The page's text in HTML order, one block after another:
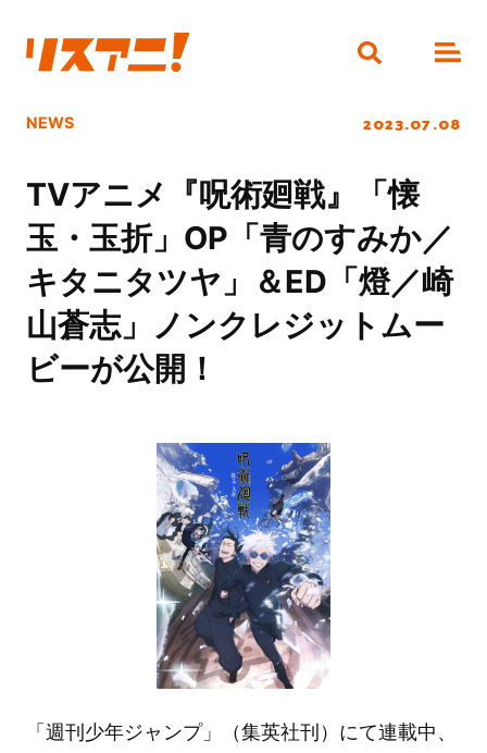
NEWS 2023.07.08
TVアニメ『呪術廻戦』「懐
玉・玉折」OP「青のすみか／
キタニタツヤ」＆ED「燈／崎
山蒼志」ノンクレジットムー
ビーが公開！
「週刊少年ジャンプ」（集英社刊）にて連載中、